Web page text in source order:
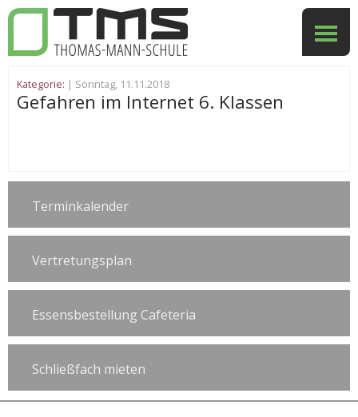
Kategorie: | Sonntag, 11.11.2018
Gefahren im Internet 6. Klassen
Terminkalender
Vertretungsplan
Essensbestellung Cafeteria
Schließfach mieten